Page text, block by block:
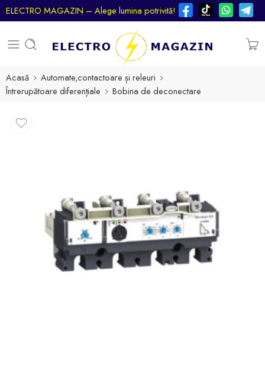
ELECTRO MAGAZIN – Alege lumina potrivită!
Acasă
Automate,contactoare și releuri
Întrerupătoare diferențiale
Bobina de deconectare